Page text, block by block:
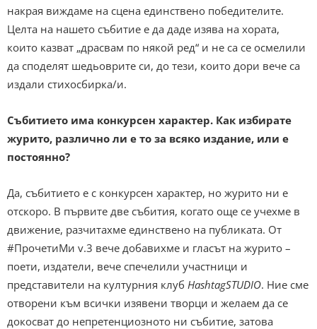
накрая виждаме на сцена единствено победителите.
Целта на нашето събитие е да даде изява на хората,
които казват „драсвам по някой ред“ и не са се осмелили
да споделят шедьоврите си, до тези, които дори вече са
издали стихосбирка/и.
Събитието има конкурсен характер. Как избирате
журито, различно ли е то за всяко издание, или е
постоянно?
Да, събитието е с конкурсен характер, но журито ни е
отскоро. В първите две събития, когато още се учехме в
движение, разчитахме единствено на публиката. От
#ПрочетиМи v.3 вече добавихме и гласът на журито –
поети, издатели, вече спечелили участници и
представители на културния клуб HashtagSTUDIO. Ние сме
отворени към всички изявени творци и желаем да се
докосват до непретенциозното ни събитие, затова